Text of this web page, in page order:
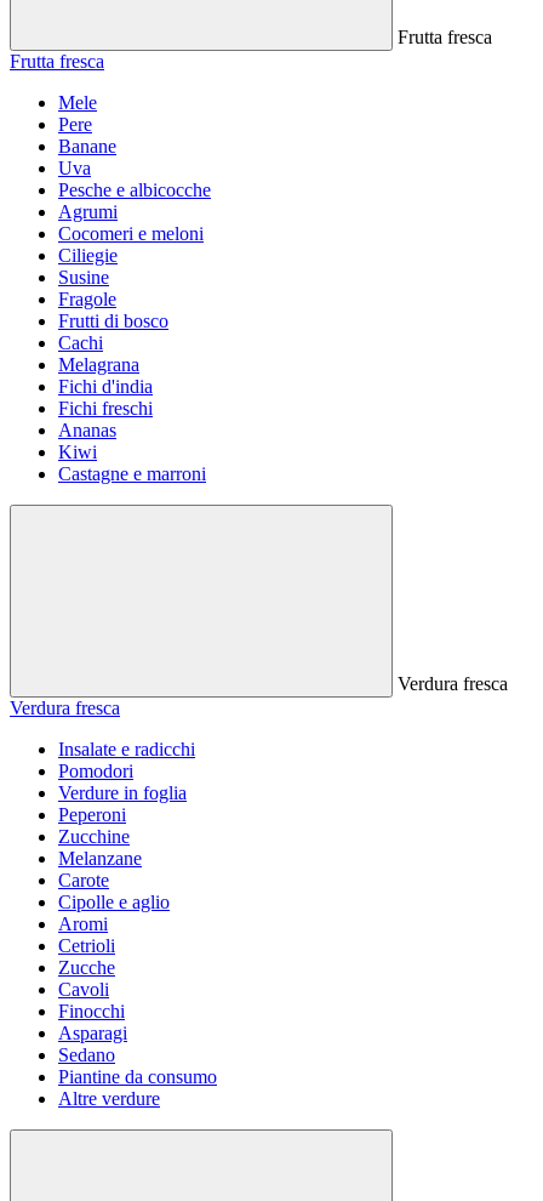
Frutta fresca
Frutta fresca
Mele
Pere
Banane
Uva
Pesche e albicocche
Agrumi
Cocomeri e meloni
Ciliegie
Susine
Fragole
Frutti di bosco
Cachi
Melagrana
Fichi d'india
Fichi freschi
Ananas
Kiwi
Castagne e marroni
Verdura fresca
Verdura fresca
Insalate e radicchi
Pomodori
Verdure in foglia
Peperoni
Zucchine
Melanzane
Carote
Cipolle e aglio
Aromi
Cetrioli
Zucche
Cavoli
Finocchi
Asparagi
Sedano
Piantine da consumo
Altre verdure